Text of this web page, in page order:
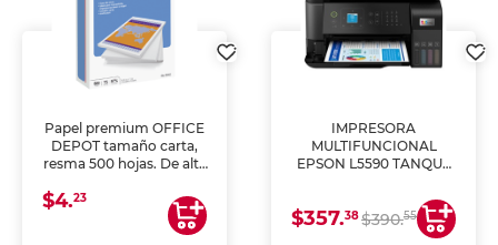
Papel premium OFFICE
DEPOT tamaño carta,
resma 500 hojas. De alta
uniforme, ideal para
impresoras de inyección
de tinta y láser,
$4.23
IMPRESORA
MULTIFUNCIONAL
EPSON L5590 TANQUE
COPIA Y ESCANEA)
$357.38$390.55